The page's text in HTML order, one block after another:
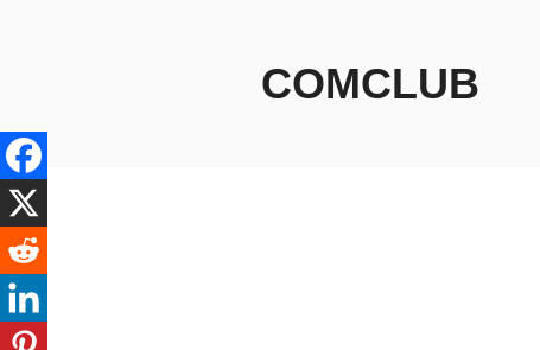
へ
ス
キ
プ
COMCLUB